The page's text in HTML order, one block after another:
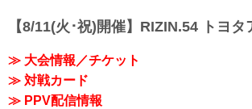
【8/11(火･祝)開催】RIZIN.54 トヨ
≫ 大会情報／チケット
≫ 対戦カード
≫ PPV配信情報